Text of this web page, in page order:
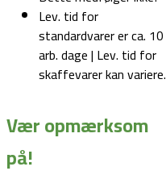
Lev. tid for
standardvarer er ca. 10
arb. dage | Lev. tid for
skaffevarer kan variere.
Vær opmærksom
på!